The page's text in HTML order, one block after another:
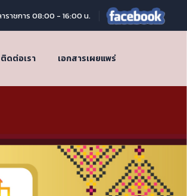
าราชการ 08:00 - 16:00 น.
ติดต่อเรา เอกสารเผยแพร่